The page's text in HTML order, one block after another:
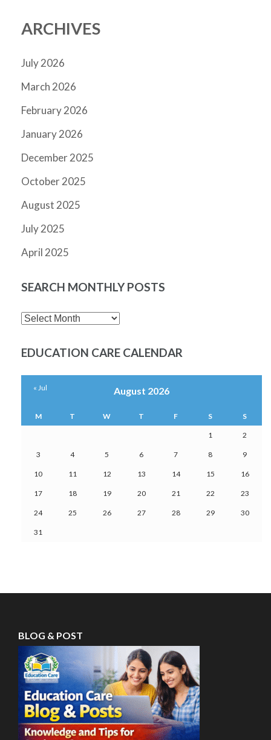
ARCHIVES
July 2026
March 2026
February 2026
January 2026
December 2025
October 2025
August 2025
July 2025
April 2025
SEARCH MONTHLY POSTS
SEARCH
POSTS
EDUCATION CARE CALENDAR
August 2026
M T W T F S S
1 2
3 4 5 6 7 8 9
10 11 12 13 14 15 16
17 18 19 20 21 22 23
24 25 26 27 28 29 30
31
« Jul
BLOG & POST